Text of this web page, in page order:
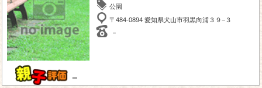
－
公園
〒484-0894 愛知県犬山市羽黒向浦３９−３
－